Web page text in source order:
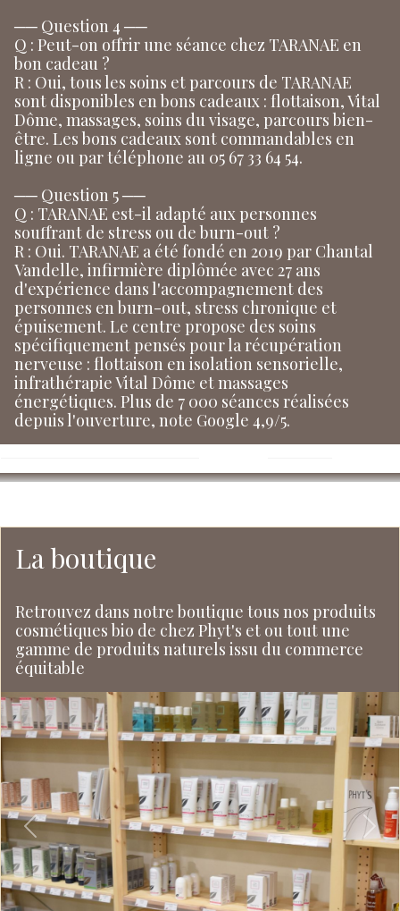
── Question 4 ──
Q : Peut-on offrir une séance chez TARANAE en
bon cadeau ?
R : Oui, tous les soins et parcours de TARANAE
sont disponibles en bons cadeaux : flottaison, Vital
Dôme, massages, soins du visage, parcours bien-
être. Les bons cadeaux sont commandables en
ligne ou par téléphone au 05 67 33 64 54.
── Question 5 ──
Q : TARANAE est-il adapté aux personnes
souffrant de stress ou de burn-out ?
R : Oui. TARANAE a été fondé en 2019 par Chantal
Vandelle, infirmière diplômée avec 27 ans
d'expérience dans l'accompagnement des
personnes en burn-out, stress chronique et
épuisement. Le centre propose des soins
spécifiquement pensés pour la récupération
nerveuse : flottaison en isolation sensorielle,
infrathérapie Vital Dôme et massages
énergétiques. Plus de 7 000 séances réalisées
depuis l'ouverture, note Google 4,9/5.
La boutique
Retrouvez dans notre boutique tous nos produits
cosmétiques bio de chez Phyt's et ou tout une
gamme de produits naturels issu du commerce
équitable
Previous Next